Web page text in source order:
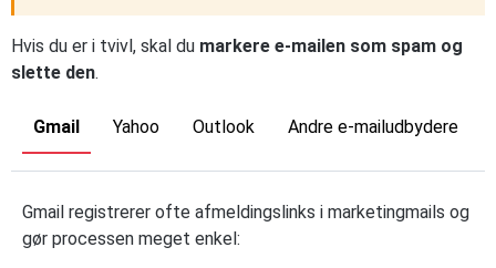
Hvis du er i tvivl, skal du markere e-mailen som spam og
slette den.
Gmail Yahoo Outlook Andre e-mailudbydere
Gmail registrerer ofte afmeldingslinks i marketingmails og
gør processen meget enkel: